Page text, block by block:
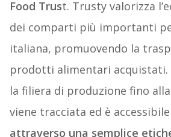
Food Trust. Trusty valorizza
dei comparti più importanti
italiana, promuovendo la
prodotti alimentari acquistati.
la filiera di produzione fino
viene tracciata ed è
attraverso una semplice